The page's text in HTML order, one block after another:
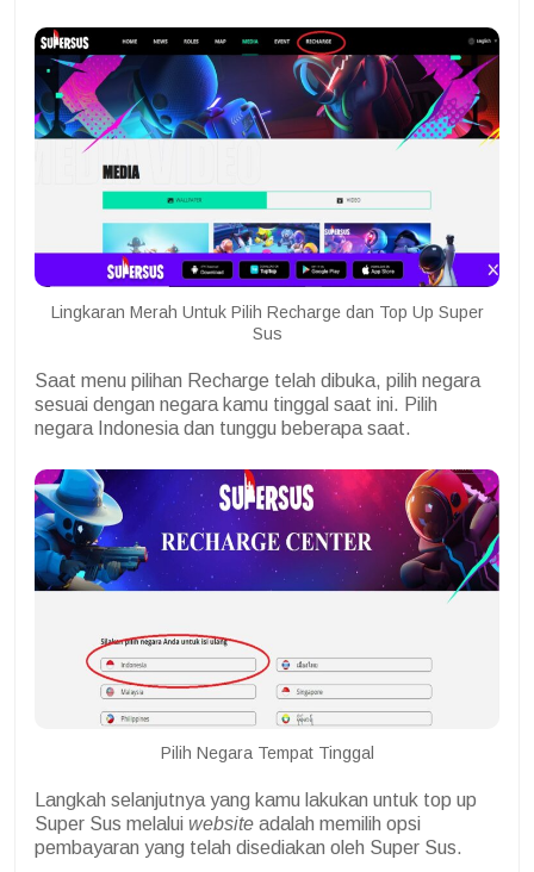
Lingkaran Merah Untuk Pilih Recharge dan Top Up Super
Sus
Saat menu pilihan Recharge telah dibuka, pilih negara
sesuai dengan negara kamu tinggal saat ini. Pilih
negara Indonesia dan tunggu beberapa saat.
Pilih Negara Tempat Tinggal
Langkah selanjutnya yang kamu lakukan untuk top up
Super Sus melalui website adalah memilih opsi
pembayaran yang telah disediakan oleh Super Sus.